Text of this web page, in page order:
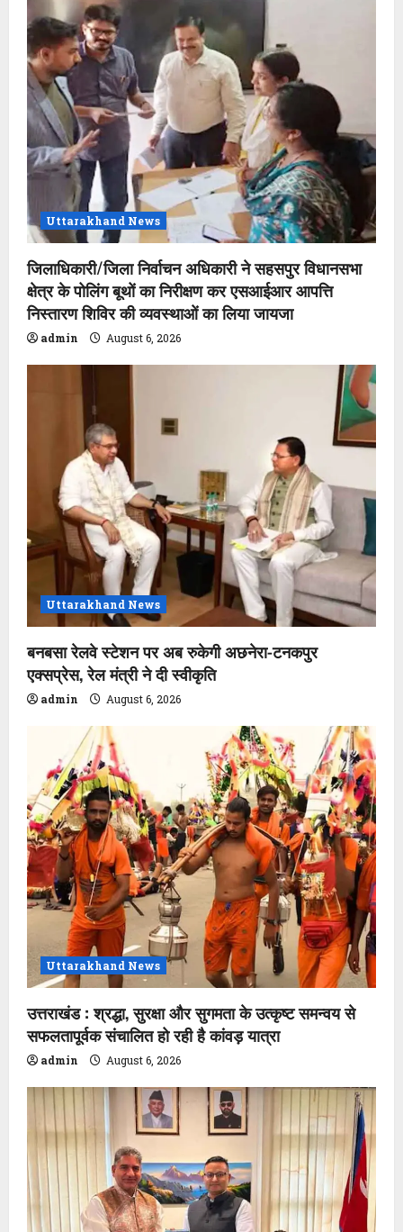
Uttarakhand News
जिलाधिकारी/जिला निर्वाचन अधिकारी ने सहसपुर विधानसभा
क्षेत्र के पोलिंग बूथों का निरीक्षण कर एसआईआर आपत्ति
निस्तारण शिविर की व्यवस्थाओं का लिया जायजा
admin August 6, 2026
Uttarakhand News
बनबसा रेलवे स्टेशन पर अब रुकेगी अछनेरा-टनकपुर
एक्सप्रेस, रेल मंत्री ने दी स्वीकृति
admin August 6, 2026
Uttarakhand News
उत्तराखंड : श्रद्धा, सुरक्षा और सुगमता के उत्कृष्ट समन्वय से
सफलतापूर्वक संचालित हो रही है कांवड़ यात्रा
admin August 6, 2026